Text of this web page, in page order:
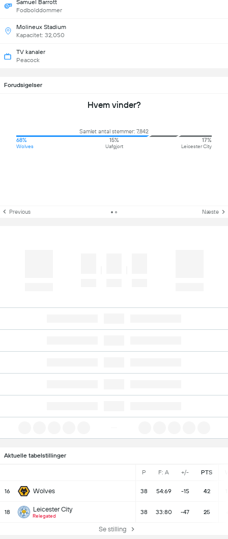
Aktuelle tabelstillinger
P F: A +/- PTS
16 Wolves 38 54:69 -15 42
18 Leicester City
Relegated
38 33:80 -47 25
Se stilling
Samuel Barrott
Fodbolddommer
Molineux Stadium
Kapacitet: 32,050
TV kanaler
Peacock
Forudsigelser
Hvem vinder?
Samlet antal stemmer: 7,842
68%
Wolves
15%
Uafgjort
17%
Leicester City
Previous Næste